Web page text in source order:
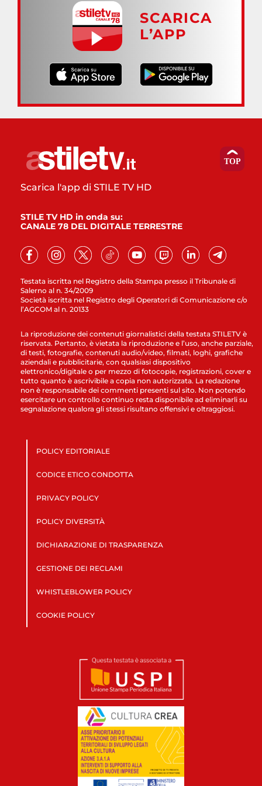
SCARICA
L’APP
Testata iscritta nel Registro della Stampa presso il Tribunale di
Salerno al n. 34/2009
Società iscritta nel Registro degli Operatori di Comunicazione c/o
l’AGCOM al n. 20133
Scarica l'app di STILE TV HD
STILE TV HD in onda su:
CANALE 78 DEL DIGITALE TERRESTRE
La riproduzione dei contenuti giornalistici della testata STILETV è
riservata. Pertanto, è vietata la riproduzione e l’uso, anche parziale,
di testi, fotografie, contenuti audio/video, filmati, loghi, grafiche
aziendali e pubblicitarie, con qualsiasi dispositivo
elettronico/digitale o per mezzo di fotocopie, registrazioni, cover e
tutto quanto è ascrivibile a copia non autorizzata. La redazione
non è responsabile dei commenti presenti sul sito. Non potendo
esercitare un controllo continuo resta disponibile ad eliminarli su
segnalazione qualora gli stessi risultano offensivi e oltraggiosi.
POLICY EDITORIALE
CODICE ETICO CONDOTTA
PRIVACY POLICY
POLICY DIVERSITÀ
DICHIARAZIONE DI TRASPARENZA
GESTIONE DEI RECLAMI
WHISTLEBLOWER POLICY
COOKIE POLICY